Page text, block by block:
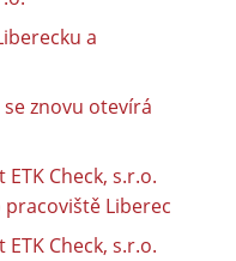
a
znovu otevírá
Check, s.r.o.
Liberec
Check, s.r.o.